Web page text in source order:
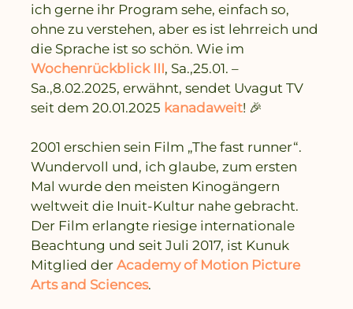
ich gerne ihr Program sehe, einfach so,
ohne zu verstehen, aber es ist lehrreich und
die Sprache ist so schön. Wie im
Wochenrückblick III, Sa.,25.01. –
Sa.,8.02.2025, erwähnt, sendet Uvagut TV
seit dem 20.01.2025 kanadaweit! 🎉
2001 erschien sein Film „The fast runner“.
Wundervoll und, ich glaube, zum ersten
Mal wurde den meisten Kinogängern
weltweit die Inuit-Kultur nahe gebracht.
Der Film erlangte riesige internationale
Beachtung und seit Juli 2017, ist Kunuk
Mitglied derAcademy of Motion Picture
Arts and Sciences.